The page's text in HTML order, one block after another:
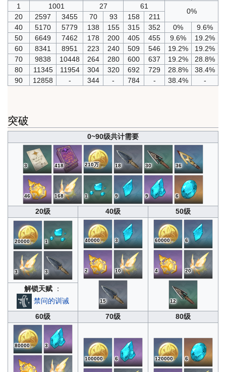
1
1001 27 61
0%
20 2597 3455 70 93 158
211
40
5170 5779 138 155 315 352 0%
9.6%
50
6649 7462 178 200 405 455 9.6%
19.2%
60
8341 8951 223 240 509 546 19.2%
19.2%
70
9838 10448 264 280 600 637 19.2%
28.8%
80
11345 11954 304 320 692 729 28.8%
38.4%
90
12858 - 344 - 784 - 38.4% -
突破
0~90级共计需要
3 418 210万 18 30 36
46 168 1 9 9 6
20级 40级 50级
20000 1
3 3
40000 3
2 10
15
60000 6
4 20
12
解锁天赋 ：
禁问的训诫
60级
70级 80级
80000 3
100000 6 120000 6